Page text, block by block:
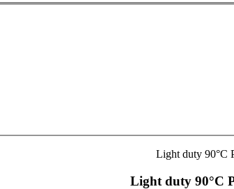
Light duty 90°C
Light duty 90°C